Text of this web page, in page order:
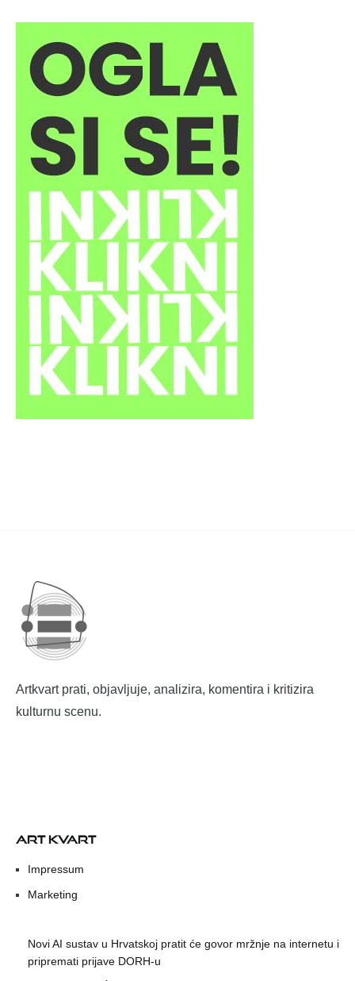
Artkvart prati, objavljuje, analizira, komentira i kritizira
kulturnu scenu.
ART KVART
Impressum
Marketing
Novi AI sustav u Hrvatskoj pratit će govor mržnje na internetu i
pripremati prijave DORH-u